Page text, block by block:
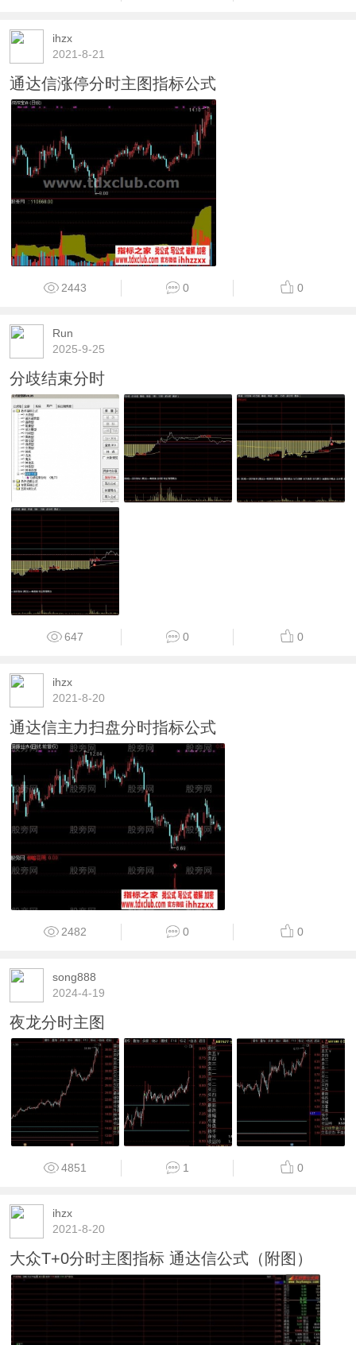
ihzx
2021-8-21
通达信涨停分时主图指标公式
2443 0 0
Run
2025-9-25
分歧结束分时
647 0 0
ihzx
2021-8-20
通达信主力扫盘分时指标公式
2482 0 0
song888
2024-4-19
夜龙分时主图
4851 1 0
ihzx
2021-8-20
大众T+0分时主图指标 通达信公式（附图）